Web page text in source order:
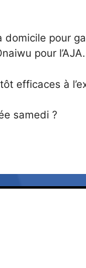
domicile pour
pour l’AJA.
efficaces à
samedi ?